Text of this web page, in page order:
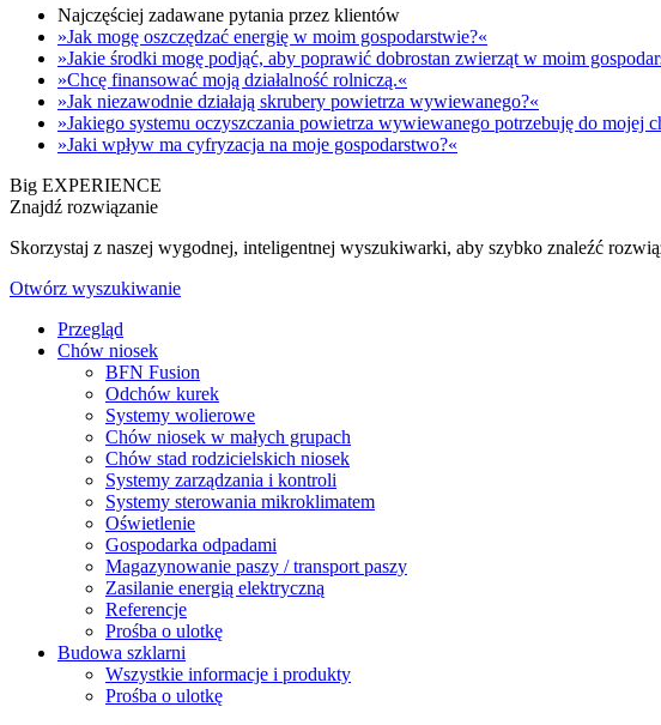
Najczęściej zadawane pytania przez klientów
»Jak mogę oszczędzać energię w moim gospodarstwie?«
»Jakie środki mogę podjąć, aby poprawić dobrostan zwierząt w moim
»Chcę finansować moją działalność rolniczą.«
»Jak niezawodnie działają skrubery powietrza wywiewanego?«
»Jakiego systemu oczyszczania powietrza wywiewanego potrzebuję do mojej
»Jaki wpływ ma cyfryzacja na moje gospodarstwo?«
Big EXPERIENCE
Znajdź rozwiązanie
Skorzystaj z naszej wygodnej, inteligentnej wyszukiwarki, aby szybko znaleźć
Otwórz wyszukiwanie
Przegląd
Chów niosek
BFN Fusion
Odchów kurek
Systemy wolierowe
Chów niosek w małych grupach
Chów stad rodzicielskich niosek
Systemy zarządzania i kontroli
Systemy sterowania mikroklimatem
Oświetlenie
Gospodarka odpadami
Magazynowanie paszy / transport paszy
Zasilanie energią elektryczną
Referencje
Prośba o ulotkę
Budowa szklarni
Wszystkie informacje i produkty
Prośba o ulotkę